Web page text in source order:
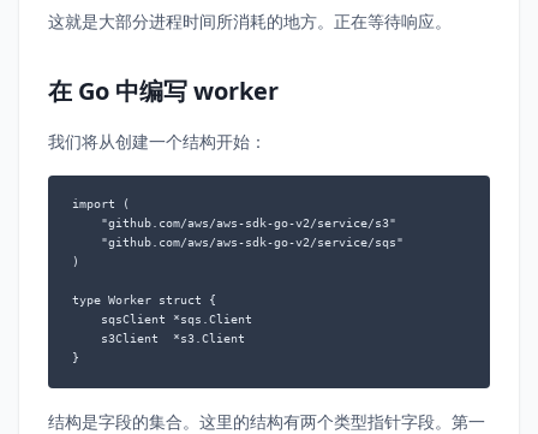
这就是大部分进程时间所消耗的地方。正在等待响应。
在 Go 中编写 worker
我们将从创建一个结构开始：
import (
    "github.com/aws/aws-sdk-go-v2/service/s3"
    "github.com/aws/aws-sdk-go-v2/service/sqs"
)
type Worker struct {
    sqsClient *sqs.Client
    s3Client  *s3.Client
结构是字段的集合。这里的结构有两个类型指针字段。第一